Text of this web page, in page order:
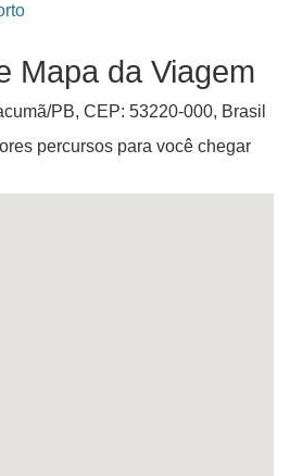
Mapa da Viagem
/PB, CEP: 53220-000, Brasil
percursos para você chegar